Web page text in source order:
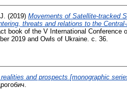
(2019) Movements of Satellite-tracked
threats and relations to the
book of the V International Conference
2019 and Owls of Ukraine. с. 36.
and prospects [monographic